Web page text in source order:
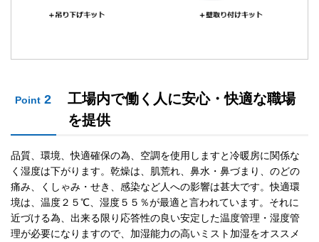
Point 2
工場内で働く人に安心・快適な職場
を提供
品質、環境、快適確保の為、空調を使用しますと冷暖房に関係な
く湿度は下がります。乾燥は、肌荒れ、鼻水・鼻づまり、のどの
痛み、くしゃみ・せき、感染など人への影響は甚大です。快適環
境は、温度２５℃、湿度５５％が最適と言われています。それに
近づける為、出来る限り応答性の良い安定した温度管理・湿度管
理が必要になりますので、加湿能力の高いミスト加湿をオススメ